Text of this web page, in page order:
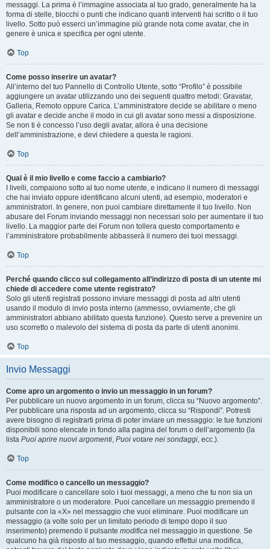
messaggi. La prima è l’immagine associata al tuo grado, generalmente ha la
forma di stelle, blocchi o punti che indicano quanti interventi hai scritto o il tuo
livello. Sotto può esserci un’immagine più grande nota come avatar, che in
genere è unica e specifica per ogni utente.
Top
Come posso inserire un avatar?
All’interno del tuo Pannello di Controllo Utente, sotto “Profilo” è possibile
aggiungere un avatar utilizzando uno dei seguenti quattro metodi: Gravatar,
Galleria, Remoto oppure Carica. L’amministratore decide se abilitare o meno
gli avatar e decide anche il modo in cui gli avatar sono messi a disposizione.
Se non ti è concesso l’uso degli avatar, allora è una decisione
dell’amministrazione, e devi chiedere a questa le ragioni.
Top
Qual è il mio livello e come faccio a cambiarlo?
I livelli, compaiono sotto al tuo nome utente, e indicano il numero di messaggi
che hai inviato oppure identificano alcuni utenti, ad esempio, moderatori e
amministratori. In genere, non puoi cambiare direttamente il tuo livello. Non
abusare del Forum inviando messaggi non necessari solo per aumentare il tuo
livello. La maggior parte dei Forum non tollera questo comportamento e
l’amministratore probabilmente abbasserà il numero dei tuoi messaggi.
Top
Perché quando clicco sul collegamento all’indirizzo di posta di un utente mi
chiede di accedere come utente registrato?
Solo gli utenti registrati possono inviare messaggi di posta ad altri utenti
usando il modulo di invio posta interno (ammesso, ovviamente, che gli
amministratori abbiano abilitato questa funzione). Questo serve a prevenire un
uso scorretto o malevolo del sistema di posta da parte di utenti anonimi.
Top
Invio Messaggi
Come apro un argomento o invio un messaggio in un forum?
Per pubblicare un nuovo argomento in un forum, clicca su “Nuovo argomento”.
Per pubblicare una risposta ad un argomento, clicca su “Rispondi”. Potresti
avere bisogno di registrarti prima di poter inviare un messaggio: le tue funzioni
disponibili sono elencate in fondo alla pagina del forum o dell’argomento (la
lista Puoi aprire nuovi argomenti, Puoi votare nei sondaggi, ecc.).
Top
Come modifico o cancello un messaggio?
Puoi modificare o cancellare solo i tuoi messaggi, a meno che tu non sia un
amministratore o un moderatore. Puoi cancellare un messaggio premendo il
pulsante con la «X» nel messaggio che vuoi eliminare. Puoi modificare un
messaggio (a volte solo per un limitato periodo di tempo dopo il suo
inserimento) premendo il pulsante modifica nel messaggio in questione. Se
qualcuno ha già risposto al tuo messaggio, quando effettui una modifica,